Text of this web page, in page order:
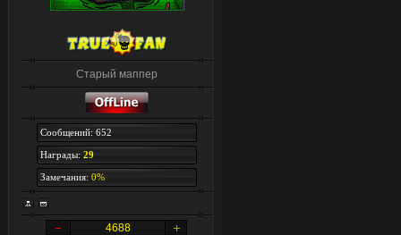
Старый маппер
Сообщений: 652
Награды: 29
Замечания: 0%
4688